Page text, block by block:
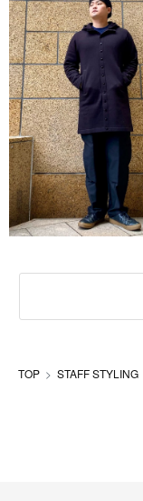
TOP STAFF STYLING